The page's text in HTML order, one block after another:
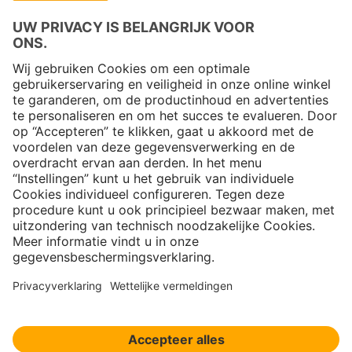
Copyright © 2026 Jungheinrich PROFISHOP
Nieuwsbrief
Aanmelden →
Over ons